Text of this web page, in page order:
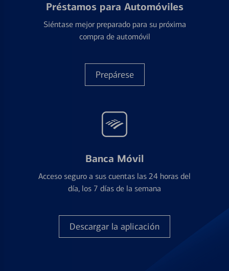
Préstamos para Automóviles
Siéntase mejor preparado para su próxima
compra de automóvil
Prepárese
Banca Móvil
Acceso seguro a sus cuentas las 24 horas del
día, los 7 días de la semana
Descargar la aplicación